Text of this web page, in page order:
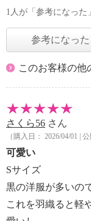
1人が「参考になった
参考になった
このお客様の他
さくら56 さん
（購入日： 2026/04/01 |
可愛い
Sサイズ
黒の洋服が多いの
これを羽織ると軽